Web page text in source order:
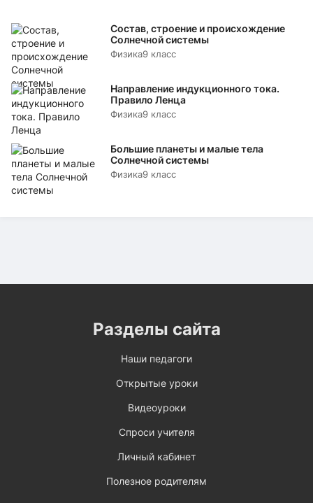
Состав, строение и происхождение
Солнечной системы
Физика9 класс
Направление индукционного тока.
Правило Ленца
Физика9 класс
Большие планеты и малые тела
Солнечной системы
Физика9 класс
Разделы сайта
Наши педагоги
Открытые уроки
Видеоуроки
Спроси учителя
Личный кабинет
Полезное родителям